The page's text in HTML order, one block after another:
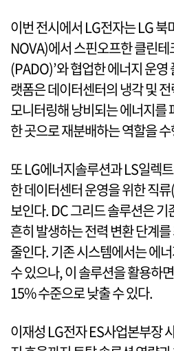
이번 전시에서 LG전자는 LG
NOVA)에서 스핀오프한 클린테
(PADO)’와 협업한 에너지 운
랫폼은 데이터센터의 냉각 및
모니터링해 낭비되는 에너지를
한 곳으로 재분배하는 역할을
또 LG에너지솔루션과 LS일렉
한 데이터센터 운영을 위한 직
보인다. DC 그리드 솔루션은
흔히 발생하는 전력 변환 단계
줄인다. 기존 시스템에서는 에
수 있으나, 이 솔루션을 활용하
15% 수준으로 낮출 수 있다.
이재성 LG전자 ES사업본부장